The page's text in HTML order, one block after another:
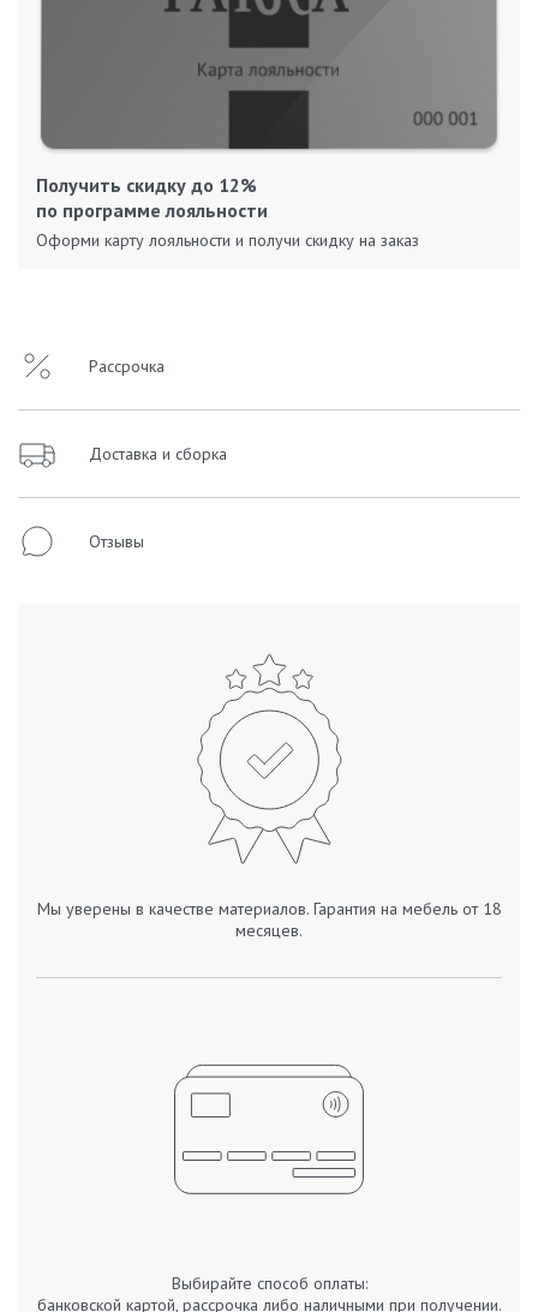
Получить скидку до 12%
по программе лояльности
Оформи карту лояльности и получи скидку на заказ
Рассрочка
Доставка и сборка
Отзывы
Мы уверены в качестве материалов. Гарантия на мебель от 18
месяцев.
Выбирайте способ оплаты:
банковской картой, рассрочка либо наличными при получении.